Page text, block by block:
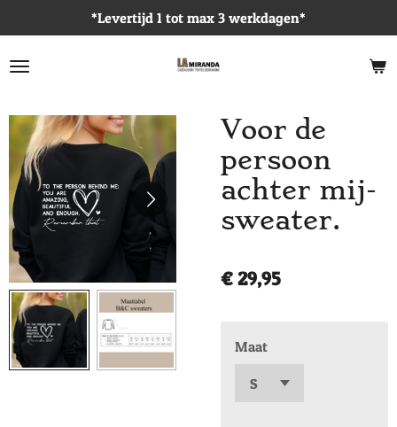
direct
naar
*Levertijd 1 tot max 3 werkdagen*
Voor de
persoon
achter mij-
sweater.
€ 29,95
Maat